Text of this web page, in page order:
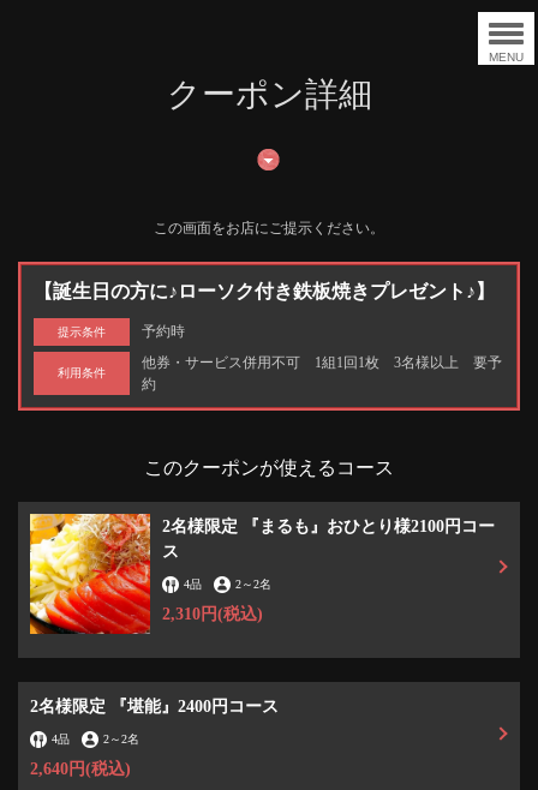
MENU
クーポン詳細
この画面をお店にご提示ください。
【誕生日の方に♪ローソク付き鉄板焼きプレゼント♪】
提示条件 予約時
利用条件
他券・サービス併用不可 1組1回1枚 3名様以上 要予
約
このクーポンが使えるコース
2名様限定 『まるも』おひとり様2100円コー
ス
4品 2～2名
2,310円(税込)
2名様限定 『堪能』2400円コース
4品 2～2名
2,640円(税込)